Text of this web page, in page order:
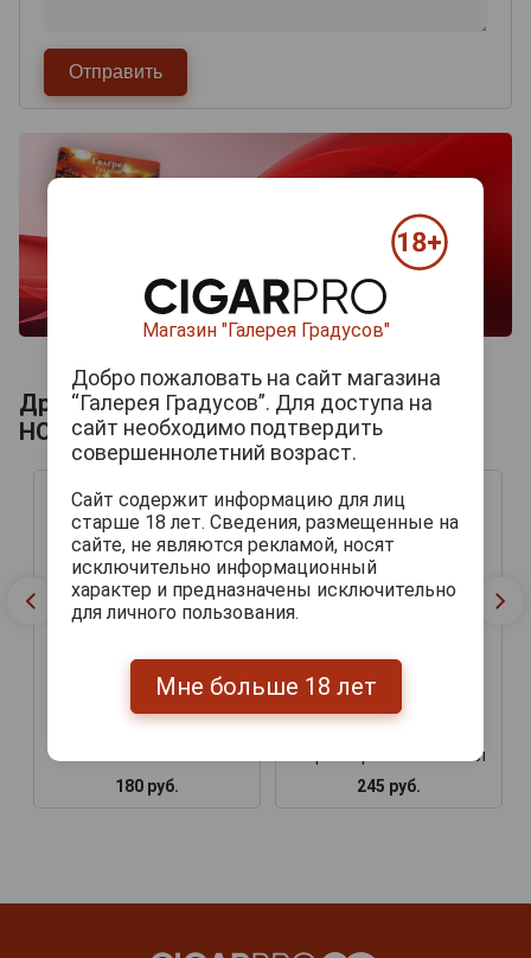
Другие продукты бренда VAN
HONSEBROUCK
St. Louis Peche пиво
180 руб.
Kasteel Rouge пиво
нефильтрованное 0.33 л
245 руб.
Магазин "Галерея Градусов"
Добро пожаловать на сайт магазина
“Галерея Градусов”. Для доступа на
сайт необходимо подтвердить
совершеннолетний возраст.
Сайт содержит информацию для лиц
старше 18 лет. Сведения, размещенные на
сайте, не являются рекламой, носят
исключительно информационный
характер и предназначены исключительно
для личного пользования.
Мне больше 18 лет